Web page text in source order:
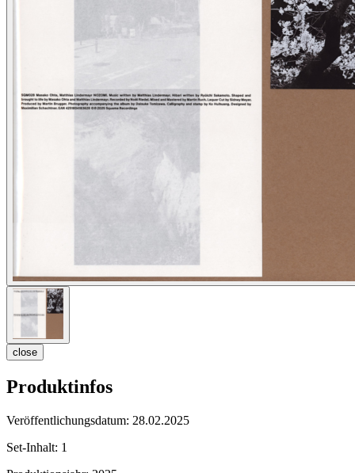
close
Produktinfos
Veröffentlichungsdatum: 28.02.2025
Set-Inhalt: 1